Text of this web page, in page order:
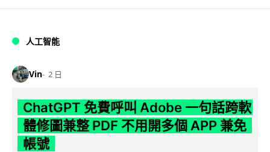
人工智能
Vin 2 日
ChatGPT 免費呼叫 Adobe 一句話跨軟
體修圖兼整 PDF 不用開多個 APP 兼免
帳號